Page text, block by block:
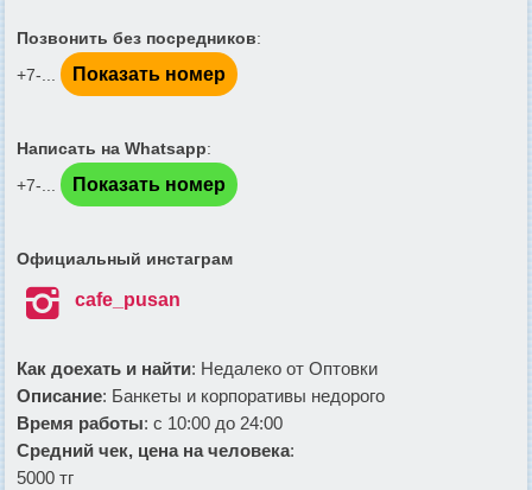
Позвонить без посредников:
+7-...
Показать номер
Написать на Whatsapp:
+7-...
Показать номер
Официальный инстаграм
 cafe_pusan
Как доехать и найти: Недалеко от Оптовки
Описание: Банкеты и корпоративы недорого
Время работы: с 10:00 до 24:00
Средний чек, цена на человека:
5000 тг